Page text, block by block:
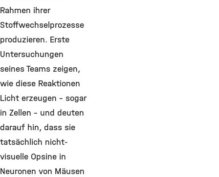
Rahmen ihrer
Stoffwechselprozesse
produzieren. Erste
Untersuchungen
seines Teams zeigen,
wie diese Reaktionen
Licht erzeugen – sogar
in Zellen – und deuten
darauf hin, dass sie
tatsächlich nicht-
visuelle Opsine in
Neuronen von Mäusen